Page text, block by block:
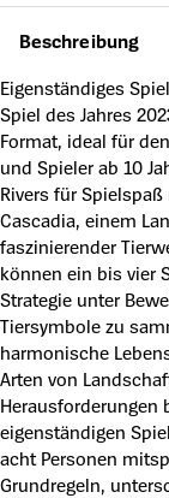
Beschreibung
Eigenständiges
Spiel des Jahres
Format, ideal für
und Spieler ab 10
Rivers für
Cascadia, einem
faszinierender
können ein bis vier
Strategie unter
Tiersymbole zu
harmonische
Arten von
eigenständigen
acht Personen
Grundregeln,